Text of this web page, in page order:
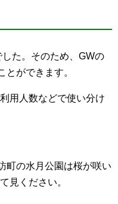
た。そのため、GWの
とができます。
用人数などで使い分け
町の水月公園は桜が咲い
見ください。